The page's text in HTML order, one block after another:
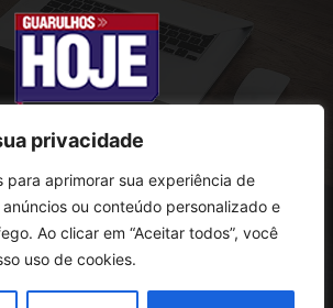
privacidade
para aprimorar sua experiência de
ou conteúdo personalizado e
Ao clicar em “Aceitar todos”, você
uso de cookies.
SOBRE NÓS
Antonio Prado, 121